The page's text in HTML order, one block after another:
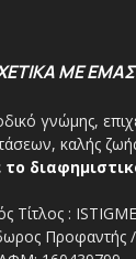
ΜΕ ΕΜΑΣ
γνώμης,
καλής
Τίτλος :
Προφαντής /